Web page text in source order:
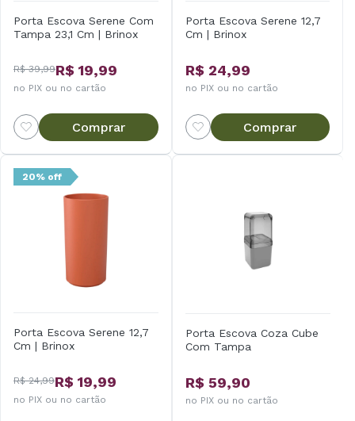
Porta Escova Serene Com
Tampa 23,1 Cm | Brinox
R$ 39,99R$ 19,99
no PIX ou no cartão
Comprar
Porta Escova Serene 12,7
Cm | Brinox
R$ 24,99
no PIX ou no cartão
Comprar
20% off
Porta Escova Serene 12,7
Cm | Brinox
R$ 24,99R$ 19,99
no PIX ou no cartão
Porta Escova Coza Cube
Com Tampa
R$ 59,90
no PIX ou no cartão